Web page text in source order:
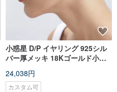
小惑星 D/P イヤリング 925シル
バー厚メッキ 18Kゴールド小惑
24,038円
カスタム可